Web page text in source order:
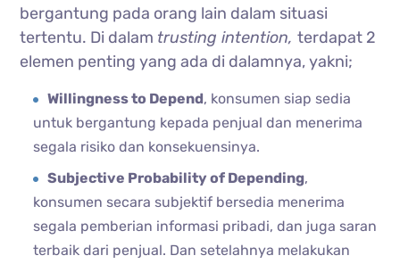
bergantung pada orang lain dalam situasi
tertentu. Di dalam trusting intention,terdapat 2
elemen penting yang ada di dalamnya, yakni;
Willingness to Depend, konsumen siap sedia
untuk bergantung kepada penjual dan menerima
segala risiko dan konsekuensinya.
Subjective Probability of Depending,
konsumen secara subjektif bersedia menerima
segala pemberian informasi pribadi, dan juga saran
terbaik dari penjual. Dan setelahnya melakukan